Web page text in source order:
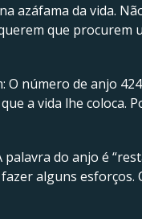
azáfama da vida.
que procurem
O número de anjo
a vida lhe coloca.
do anjo é
alguns esforços.